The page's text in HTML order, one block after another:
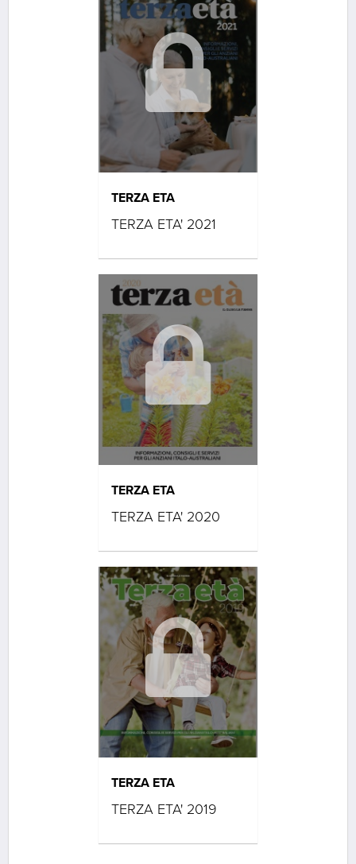
TERZA ETA
TERZA ETA' 2021
TERZA ETA
TERZA ETA' 2020
TERZA ETA
TERZA ETA' 2019